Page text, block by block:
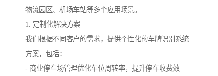
物流园区、机场车站等多个应用场景。
1. 定制化解决方案
我们根据不同客户的需求，提供个性化的车牌识别系统
方案，包括：
- 商业停车场管理优化车位周转率，提升停车收费效